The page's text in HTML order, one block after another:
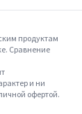
продуктам
Сравнение
и ни
офертой.